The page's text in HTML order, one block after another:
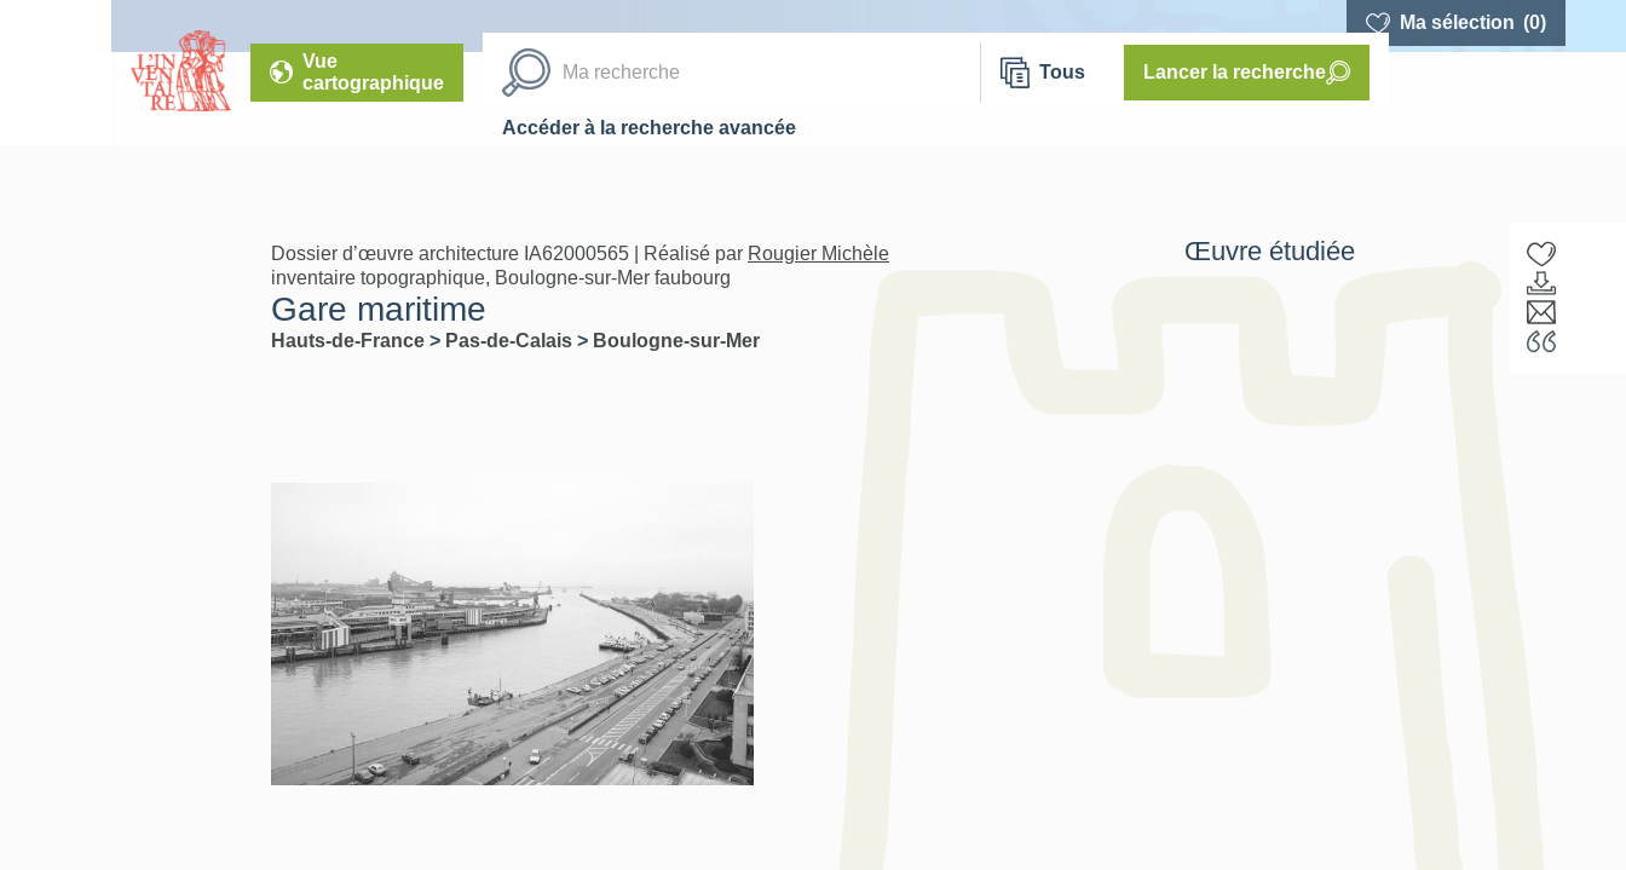
Ma sélection (0)
Vue
cartographique
Tous Lancer la recherche
Accéder à la recherche avancée
Dossier d’œuvre architecture IA62000565 | Réalisé par Rougier Michèle
inventaire topographique, Boulogne-sur-Mer faubourg
Gare maritime
Hauts-de-France > Pas-de-Calais > Boulogne-sur-Mer
Œuvre étudiée